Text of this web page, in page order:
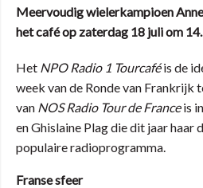
Meervoudig wielerkampioen
het café op zaterdag 18 juli om
Het NPO Radio 1 Tourcaféis de
week van de Ronde van Frankrijk
van NOS Radio Tour de Franceis
en Ghislaine Plag die dit jaar haar
populaire radioprogramma.
Franse sfeer